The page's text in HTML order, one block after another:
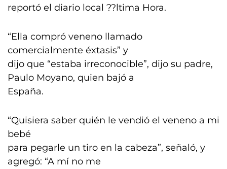
reportó el diario local ??ltima Hora.
“Ella compró veneno llamado
comercialmente éxtasis” y
dijo que “estaba irreconocible”, dijo su padre,
Paulo Moyano, quien bajó a
España.
“Quisiera saber quién le vendió el veneno a mi
bebé
para pegarle un tiro en la cabeza”, señaló, y
agregó: “A mí no me